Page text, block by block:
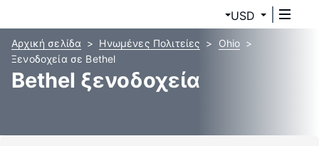
USD
Αρχική σελίδα Ηνωμένες Πολιτείες
Ohio
Ξενοδοχεία σε Bethel
Bethel ξενοδοχεία